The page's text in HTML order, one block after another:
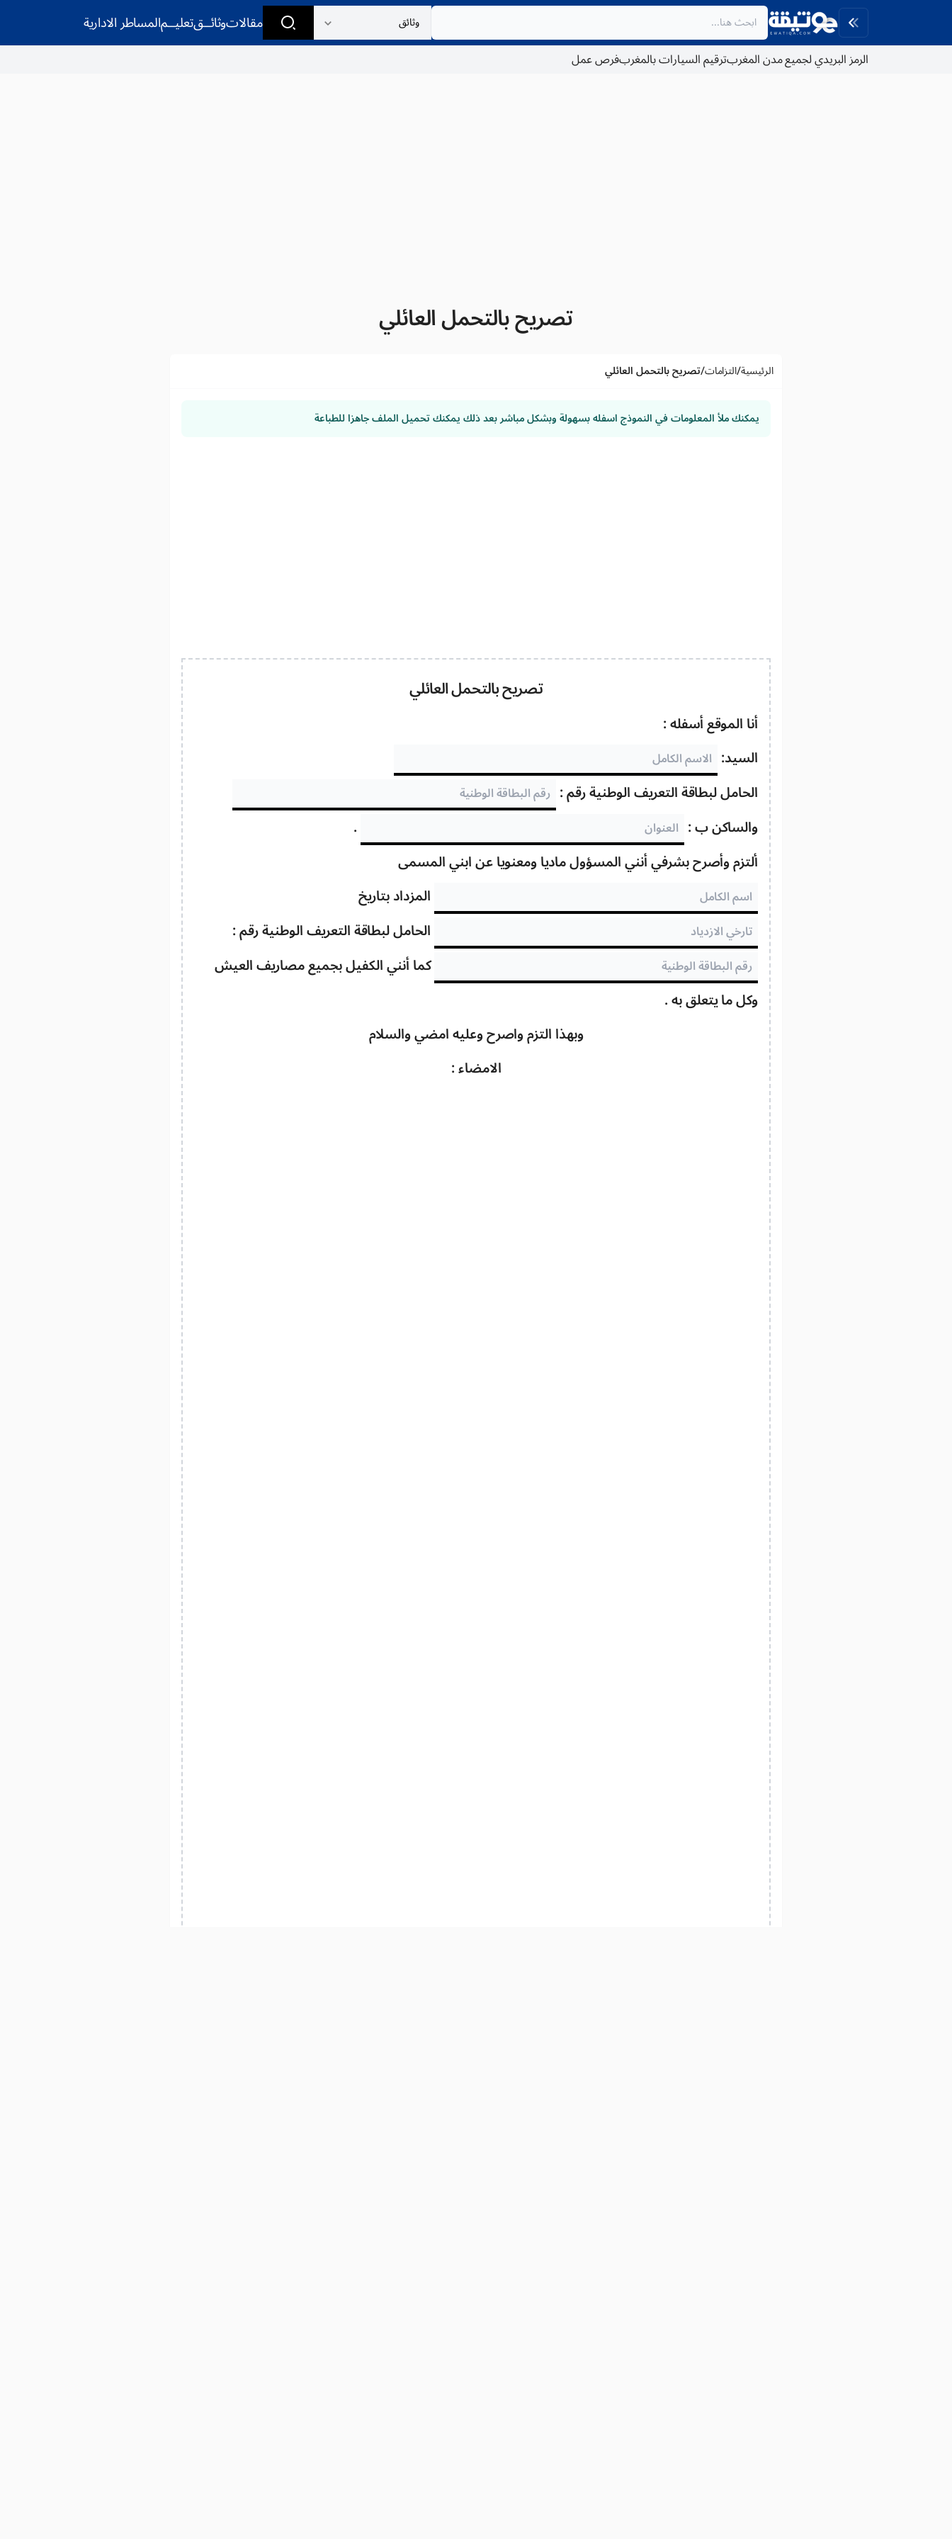
مقالاتوثائــقتعليــمالمساطر الادارية
الرمز البريدي لجميع مدن المغربترقيم السيارات بالمغربفرص عمل
تصريح بالتحمل العائلي
الرئيسية/التزامات/تصريح بالتحمل العائلي
يمكنك ملأ المعلومات في النموذج اسفله بسهولة وبشكل مباشر بعد ذلك يمكنك تحميل الملف جاهزا للطباعة
تصريح بالتحمل العائلي
أنا الموقع أسفله :
السيد:
الحامل لبطاقة التعريف الوطنية رقم :
والساكن ب :
.
ألتزم وأصرح بشرفي أنني المسؤول ماديا ومعنويا عن ابني المسمى
المزداد بتاريخ
الحامل لبطاقة التعريف الوطنية رقم :
كما أنني الكفيل بجميع مصاريف العيش
وكل ما يتعلق به .
وبهذا التزم واصرح وعليه امضي والسلام
الامضاء :